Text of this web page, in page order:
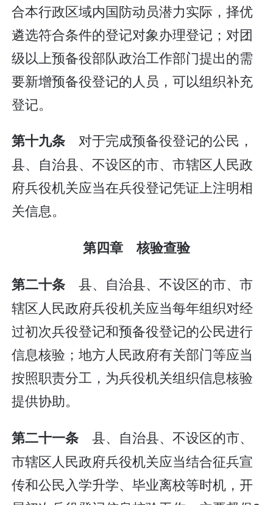
合本行政区域内国防动员潜力实际，择优
遴选符合条件的登记对象办理登记；对团
级以上预备役部队政治工作部门提出的需
要新增预备役登记的人员，可以组织补充
登记。
第十九条对于完成预备役登记的公民，
县、自治县、不设区的市、市辖区人民政
府兵役机关应当在兵役登记凭证上注明相
关信息。
第四章 核验查验
第二十条 县、自治县、不设区的市、市
辖区人民政府兵役机关应当每年组织对经
过初次兵役登记和预备役登记的公民进行
信息核验；地方人民政府有关部门等应当
按照职责分工，为兵役机关组织信息核验
提供协助。
第二十一条 县、自治县、不设区的市、
市辖区人民政府兵役机关应当结合征兵宣
传和公民入学升学、毕业离校等时机，开